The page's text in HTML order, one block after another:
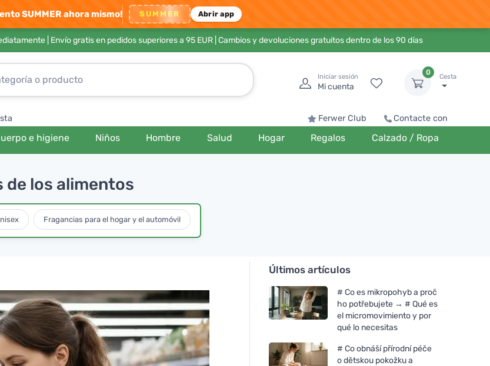
SUMMER ahora mismo! SUMMER Abrir app
| Envío gratis en pedidos superiores a 95 EUR| Cambios y devoluciones gratuitos dentro de los 90 días
Iniciar sesión
Mi cuenta
0
Cesta
Ferwer Club Contacte con
e higiene Niños Hombre Salud Hogar Regalos Calzado / Ropa
de los alimentos
Fragancias para el hogar y el automóvil
Últimos artículos
# Co es mikropohyb a proč
ho potřebujete → # Qué es
el micromovimiento y por
qué lo necesitas
# Co obnáší přírodní péče
o dětskou pokožku a